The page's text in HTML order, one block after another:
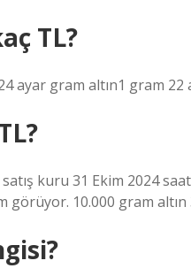
TL?
ayar gram altın1 gram 22
kuru 31 Ekim 2024
görüyor. 10.000 gram